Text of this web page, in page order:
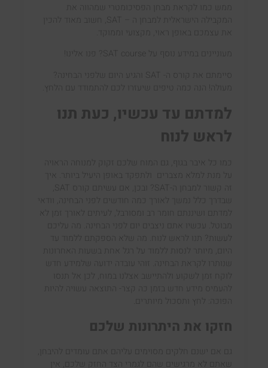
ממש כמו לקראת מבחן הפסיכומטרי שמהווה את
המקבילה הישראלית למבחן ה – SAT, חשוב מאוד להכין
את עצמכם באופן ראוי, מקצועי וממוקד.
מעוניינים במידע נוסף על
SAT course
? פנו אלינו!
סיימתם את קורס ה- SAT והגיע היום שלפני הבחינה?
מעולה! הנה כמה טיפים שיעזרו לכם להתמודד עם הלחץ.
למדתם עד עכשיו, כעת תנו
לראש לנוח
כמו כל איבר בגוף, גם המוח שלכם זקוק למנוחה הראויה
על מנת למלא מצברים ולתפקד באופן היעיל ביותר. איך
זה קשור למבחן ה-SAT? ובכן, אם עשיתם קורס
SAT
שבדרך כלל נמשך לאורך כמה חודשים לפני הבחינה, וודאי
למדתם ושיננתם חומר רב ומסורבל, לעיתים לאורך זמן לא
מבוטל. עכשיו אתם ניצבים יום לפני הבחינה. מה עליכם
לעשות? תנו לראש לנוח. מה שלא הספקתם ללמוד עד
היום, מיותר לנסות ללמוד על רגל אחת בשעות האחרונות
שנותרו לקראת הבחינה. זוהי עובדה ידועה שלמידע חדש
לוקח זמן לשקוע ולהתיישב אצלנו במוח, לכן אל תנסו
להעמיס מידע חדש בזמן כה קצר- התוצאה עשויה להיות
חזקו את היתרונות שלכם
גם אם ישנם חלקים מסוימים עליהם אתם עומדים להיבחן,
שאתם לא מרגישים שהם לגמרי הצד החזק שלכם, אין